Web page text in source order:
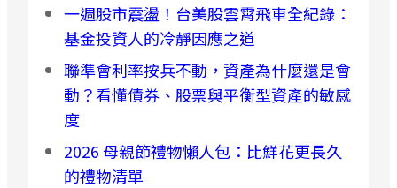
一週股市震盪！台美股雲霄飛車全紀錄：
基金投資人的冷靜因應之道
聯準會利率按兵不動，資產為什麼還是會
動？看懂債券、股票與平衡型資產的敏感
度
2026 母親節禮物懶人包：比鮮花更長久
的禮物清單